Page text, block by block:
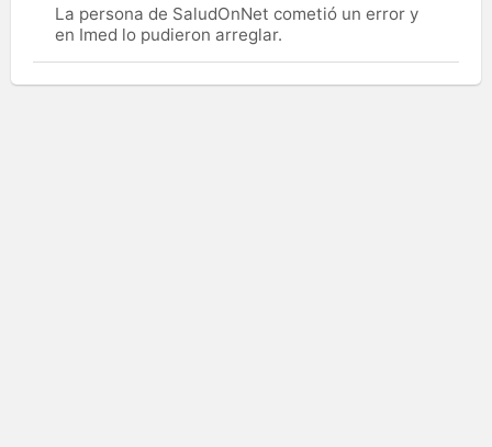
La persona de SaludOnNet cometió un error y
en Imed lo pudieron arreglar.